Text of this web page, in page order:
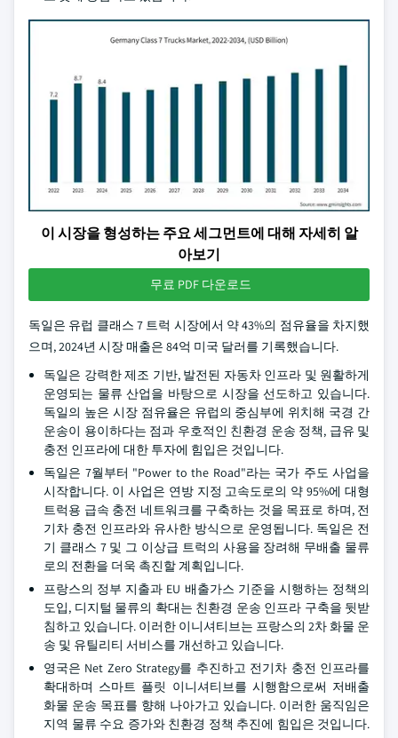
이 시장을 형성하는 주요 세그먼트에 대해 자세히 알
아보기
무료 PDF 다운로드
독일은 유럽 클래스 7 트럭 시장에서 약 43%의 점유율을 차지했
으며, 2024년 시장 매출은 84억 미국 달러를 기록했습니다.
독일은 강력한 제조 기반, 발전된 자동차 인프라 및 원활하게
운영되는 물류 산업을 바탕으로 시장을 선도하고 있습니다.
독일의 높은 시장 점유율은 유럽의 중심부에 위치해 국경 간
운송이 용이하다는 점과 우호적인 친환경 운송 정책, 급유 및
충전 인프라에 대한 투자에 힘입은 것입니다.
독일은 7월부터 "Power to the Road"라는 국가 주도 사업을
시작합니다. 이 사업은 연방 지정 고속도로의 약 95%에 대형
트럭용 급속 충전 네트워크를 구축하는 것을 목표로 하며, 전
기차 충전 인프라와 유사한 방식으로 운영됩니다. 독일은 전
기 클래스 7 및 그 이상급 트럭의 사용을 장려해 무배출 물류
로의 전환을 더욱 촉진할 계획입니다.
프랑스의 정부 지출과 EU 배출가스 기준을 시행하는 정책의
도입, 디지털 물류의 확대는 친환경 운송 인프라 구축을 뒷받
침하고 있습니다. 이러한 이니셔티브는 프랑스의 2차 화물 운
송 및 유틸리티 서비스를 개선하고 있습니다.
영국은 Net Zero Strategy를 추진하고 전기차 충전 인프라를
확대하며 스마트 플릿 이니셔티브를 시행함으로써 저배출
화물 운송 목표를 향해 나아가고 있습니다. 이러한 움직임은
지역 물류 수요 증가와 친환경 정책 추진에 힘입은 것입니다.